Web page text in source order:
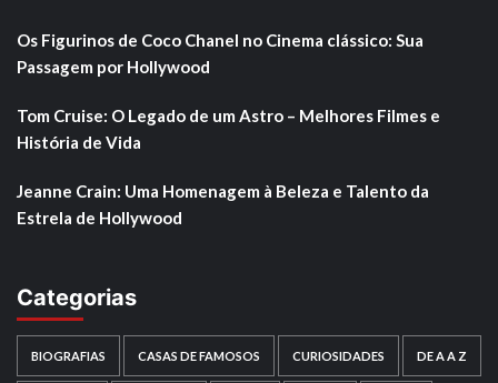
Os Figurinos de Coco Chanel no Cinema clássico: Sua
Passagem por Hollywood
Tom Cruise: O Legado de um Astro – Melhores Filmes e
História de Vida
Jeanne Crain: Uma Homenagem à Beleza e Talento da
Estrela de Hollywood
Categorias
BIOGRAFIAS CASAS DE FAMOSOS CURIOSIDADES DE A A Z